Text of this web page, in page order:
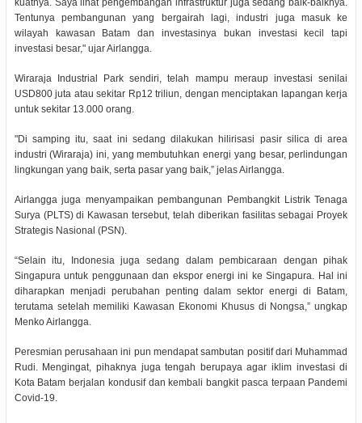
kuatnya. Saya lihat pengembangan infrastruktur juga sedang baik-baiknya.
Tentunya pembangunan yang bergairah lagi, industri juga masuk ke
wilayah kawasan Batam dan investasinya bukan investasi kecil tapi
investasi besar," ujar Airlangga.
Wiraraja Industrial Park sendiri, telah mampu meraup investasi senilai
USD800 juta atau sekitar Rp12 triliun, dengan menciptakan lapangan kerja
untuk sekitar 13.000 orang.
"Di samping itu, saat ini sedang dilakukan hilirisasi pasir silica di area
industri (Wiraraja) ini, yang membutuhkan energi yang besar, perlindungan
lingkungan yang baik, serta pasar yang baik,” jelas Airlangga.
Airlangga juga menyampaikan pembangunan Pembangkit Listrik Tenaga
Surya (PLTS) di Kawasan tersebut, telah diberikan fasilitas sebagai Proyek
Strategis Nasional (PSN).
“Selain itu, Indonesia juga sedang dalam pembicaraan dengan pihak
Singapura untuk penggunaan dan ekspor energi ini ke Singapura. Hal ini
diharapkan menjadi perubahan penting dalam sektor energi di Batam,
terutama setelah memiliki Kawasan Ekonomi Khusus di Nongsa,” ungkap
Menko Airlangga.
Peresmian perusahaan ini pun mendapat sambutan positif dari Muhammad
Rudi. Mengingat, pihaknya juga tengah berupaya agar iklim investasi di
Kota Batam berjalan kondusif dan kembali bangkit pasca terpaan Pandemi
Covid-19.